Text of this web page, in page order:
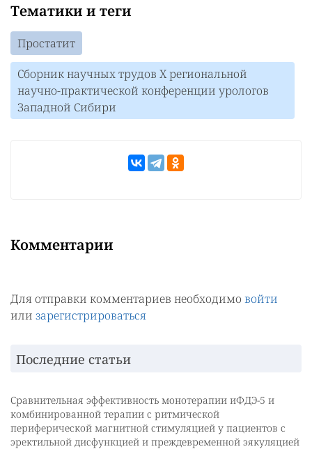
Тематики и теги
Простатит
Сборник научных трудов Х региональной
научно-практической конференции урологов
Западной Сибири
Комментарии
Для отправки комментариев необходимо войти
или зарегистрироваться
Последние статьи
Сравнительная эффективность монотерапии иФДЭ-5 и
комбинированной терапии с ритмической
периферической магнитной стимуляцией у пациентов с
эректильной дисфункцией и преждевременной эякуляцией